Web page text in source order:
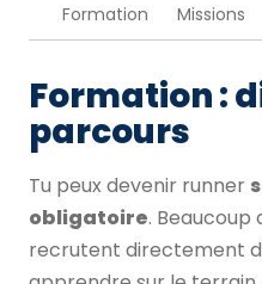
Formation Missions
Formation :
parcours
Tu peux devenir runner
obligatoire.
recrutent directement